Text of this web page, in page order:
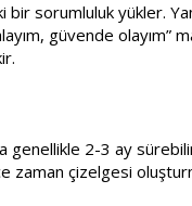
sorumluluk yükler.
güvende olayım”
genellikle 2-3 ay
zaman çizelgesi